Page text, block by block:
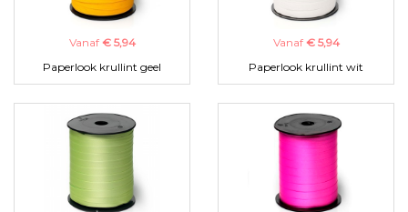
Vanaf € 5,94
Paperlook krullint geel
Vanaf € 5,94
Paperlook krullint wit